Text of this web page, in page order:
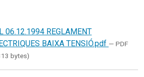
06.12.1994 REGLAMENT
BAIXA TENSIÓ.pdf — PDF
bytes)